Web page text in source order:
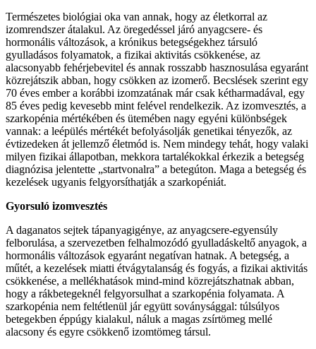
Természetes biológiai oka van annak, hogy az életkorral az
izomrendszer átalakul. Az öregedéssel járó anyagcsere- és
hormonális változások, a krónikus betegségekhez társuló
gyulladásos folyamatok, a fizikai aktivitás csökkenése, az
alacsonyabb fehérjebevitel és annak rosszabb hasznosulása egyaránt
közrejátszik abban, hogy csökken az izomerő. Becslések szerint egy
70 éves ember a korábbi izomzatának már csak kétharmadával, egy
85 éves pedig kevesebb mint felével rendelkezik. Az izomvesztés, a
szarkopénia mértékében és ütemében nagy egyéni különbségek
vannak: a leépülés mértékét befolyásolják genetikai tényezők, az
évtizedeken át jellemző életmód is. Nem mindegy tehát, hogy valaki
milyen fizikai állapotban, mekkora tartalékokkal érkezik a betegség
diagnózisa jelentette „startvonalra” a betegúton. Maga a betegség és
kezelések ugyanis felgyorsíthatják a szarkopéniát.
Gyorsuló izomvesztés
A daganatos sejtek tápanyagigénye, az anyagcsere-egyensúly
felborulása, a szervezetben felhalmozódó gyulladáskeltő anyagok, a
hormonális változások egyaránt negatívan hatnak. A betegség, a
műtét, a kezelések miatti étvágytalanság és fogyás, a fizikai aktivitás
csökkenése, a mellékhatások mind-mind közrejátszhatnak abban,
hogy a rákbetegeknél felgyorsulhat a szarkopénia folyamata. A
szarkopénia nem feltétlenül jár együtt soványsággal: túlsúlyos
betegekben éppúgy kialakul, náluk a magas zsírtömeg mellé
alacsony és egyre csökkenő izomtömeg társul.